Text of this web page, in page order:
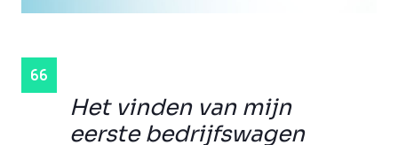
Het vinden van mijn
eerste bedrijfswagen